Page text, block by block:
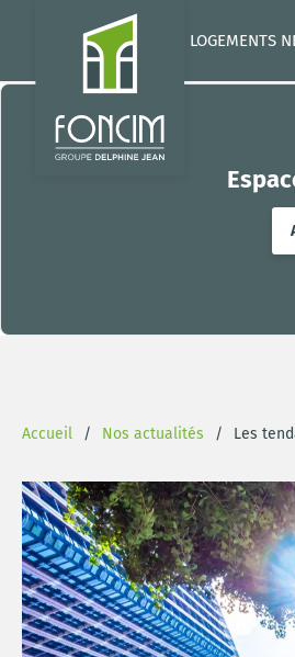
LOGEMENTS
Accueil Nos actualités Les